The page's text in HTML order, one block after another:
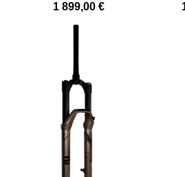
1 899,00 €